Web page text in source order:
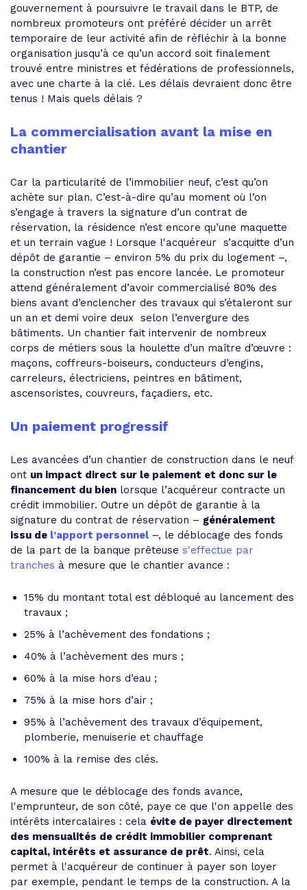
gouvernement à poursuivre le travail dans le BTP, de
nombreux promoteurs ont préféré décider un arrêt
temporaire de leur activité afin de réfléchir à la bonne
organisation jusqu’à ce qu’un accord soit finalement
trouvé entre ministres et fédérations de professionnels,
avec une charte à la clé. Les délais devraient donc être
tenus ! Mais quels délais ?
La commercialisation avant la mise en
chantier
Car la particularité de l’immobilier neuf, c’est qu’on
achète sur plan. C’est-à-dire qu’au moment où l’on
s’engage à travers la signature d’un contrat de
réservation, la résidence n’est encore qu’une maquette
et un terrain vague ! Lorsque l'acquéreur s’acquitte d’un
dépôt de garantie – environ 5% du prix du logement –,
la construction n’est pas encore lancée. Le promoteur
attend généralement d’avoir commercialisé 80% des
biens avant d’enclencher des travaux qui s’étaleront sur
un an et demi voire deux selon l’envergure des
bâtiments. Un chantier fait intervenir de nombreux
corps de métiers sous la houlette d’un maître d’œuvre :
maçons, coffreurs-boiseurs, conducteurs d’engins,
carreleurs, électriciens, peintres en bâtiment,
ascensoristes, couvreurs, façadiers, etc.
Un paiement progressif
Les avancées d’un chantier de construction dans le neuf
ont un impact direct sur le paiement et donc sur le
financement du bien lorsque l’acquéreur contracte un
crédit immobilier. Outre un dépôt de garantie à la
signature du contrat de réservation – généralement
issu de l’apport personnel –, le déblocage des fonds
de la part de la banque prêteuse s'effectue par
tranches à mesure que le chantier avance :
15% du montant total est débloqué au lancement des
travaux ;
25% à l’achèvement des fondations ;
40% à l’achèvement des murs ;
60% à la mise hors d’eau ;
75% à la mise hors d’air ;
95% à l’achèvement des travaux d’équipement,
plomberie, menuiserie et chauffage
100% à la remise des clés.
A mesure que le déblocage des fonds avance,
l'emprunteur, de son côté, paye ce que l'on appelle des
intérêts intercalaires : cela évite de payer directement
des mensualités de crédit immobilier comprenant
capital, intérêts et assurance de prêt. Ainsi, cela
permet à l'acquéreur de continuer à payer son loyer
par exemple, pendant le temps de la construction. A la